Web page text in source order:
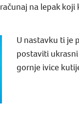
na lepak koji
U nastavku ti je
postaviti
gornje ivice